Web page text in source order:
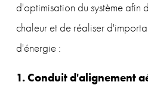
d'optimisation du système afin
chaleur et de réaliser
d'énergie :
1. Conduit d'alignement